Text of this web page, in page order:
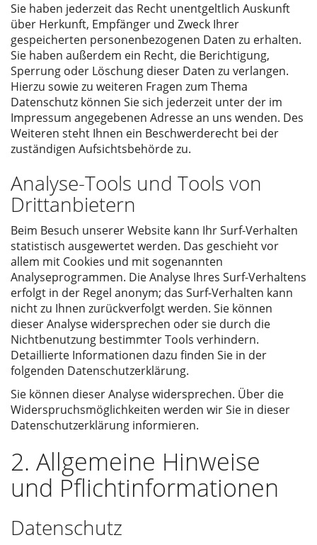
Sie haben jederzeit das Recht unentgeltlich Auskunft
über Herkunft, Empfänger und Zweck Ihrer
gespeicherten personenbezogenen Daten zu erhalten.
Sie haben außerdem ein Recht, die Berichtigung,
Sperrung oder Löschung dieser Daten zu verlangen.
Hierzu sowie zu weiteren Fragen zum Thema
Datenschutz können Sie sich jederzeit unter der im
Impressum angegebenen Adresse an uns wenden. Des
Weiteren steht Ihnen ein Beschwerderecht bei der
zuständigen Aufsichtsbehörde zu.
Analyse-Tools und Tools von
Drittanbietern
Beim Besuch unserer Website kann Ihr Surf-Verhalten
statistisch ausgewertet werden. Das geschieht vor
allem mit Cookies und mit sogenannten
Analyseprogrammen. Die Analyse Ihres Surf-Verhaltens
erfolgt in der Regel anonym; das Surf-Verhalten kann
nicht zu Ihnen zurückverfolgt werden. Sie können
dieser Analyse widersprechen oder sie durch die
Nichtbenutzung bestimmter Tools verhindern.
Detaillierte Informationen dazu finden Sie in der
folgenden Datenschutzerklärung.
Sie können dieser Analyse widersprechen. Über die
Widerspruchsmöglichkeiten werden wir Sie in dieser
Datenschutzerklärung informieren.
2. Allgemeine Hinweise
und Pflichtinformationen
Datenschutz